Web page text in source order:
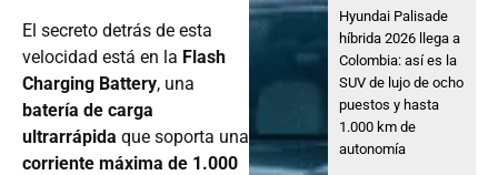
El secreto detrás de esta
velocidad está en la Flash
Charging Battery, una
batería de carga
ultrarrápida que soporta una
corriente máxima de 1.000
Hyundai Palisade
híbrida 2026 llega a
Colombia: así es la
SUV de lujo de ocho
puestos y hasta
1.000 km de
autonomía